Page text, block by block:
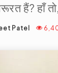
हैं? हाँ
Patel